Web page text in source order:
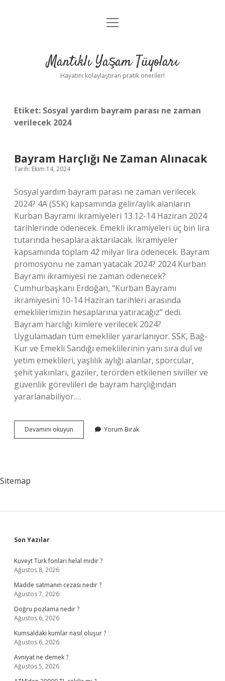
Anasayfa
Yasal Uyarı
menüyü
Mantıklı Yaşam Tüyoları
Hayatını kolaylaştıran pratik öneriler!
Etiket: Sosyal yardım bayram parası ne zaman
verilecek 2024
Bayram Harçlığı Ne Zaman Alınacak
Tarih: Ekim 14, 2024
Sosyal yardım bayram parası ne zaman verilecek
2024? 4A (SSK) kapsamında gelir/aylık alanların
Kurban Bayramı ikramiyeleri 13.12-14 Haziran 2024
tarihlerinde ödenecek. Emekli ikramiyeleri üç bin lira
tutarında hesaplara aktarılacak. İkramiyeler
kapsamında toplam 42 milyar lira ödenecek. Bayram
promosyonu ne zaman yatacak 2024? 2024 Kurban
Bayramı ikramiyesi ne zaman ödenecek?
Cumhurbaşkanı Erdoğan, “Kurban Bayramı
ikramiyesini 10-14 Haziran tarihleri ​​arasında
emeklilerimizin hesaplarına yatıracağız” dedi.
Bayram harclığı kimlere verilecek 2024?
Uygulamadan tüm emekliler yararlanıyor. SSK, Bağ-
Kur ve Emekli Sandığı emeklilerinin yanı sıra dul ve
yetim emeklileri, yaşlılık aylığı alanlar, sporcular,
şehit yakınları, gaziler, terörden etkilenen siviller ve
güvenlik görevlileri de bayram harçlığından
yararlanabiliyor.…
Devamını okuyun
Harçlığı
Yorum Bırak
Sitemap
Sidebar
Son Yazılar
Kuveyt Türk fonları helal midir ?
Ağustos 8, 2026
Madde satmanın cezası nedir ?
Ağustos 7, 2026
Doğru pozlama nedir ?
Ağustos 6, 2026
Kumsaldaki kumlar nasıl oluşur ?
Ağustos 6, 2026
Avniyat ne demek ?
Ağustos 5, 2026